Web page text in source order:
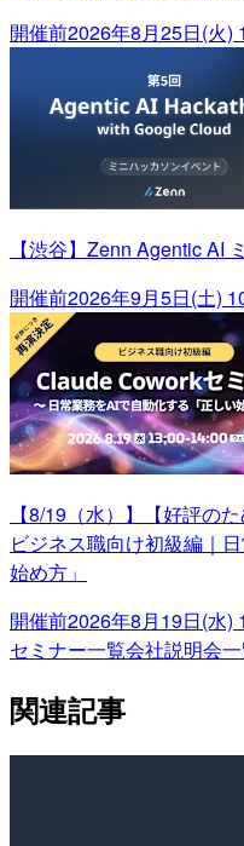
開催前2026年8月25日(火)
【渋谷】Zenn Agentic AI
開催前2026年9月5日(土)
【8/19（水）】【好評の
ビジネス職向け初級編｜
始め方」
開催前2026年8月19日(水)
セミナー一覧会社説明会
関連記事